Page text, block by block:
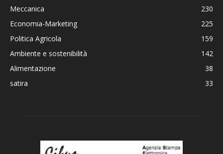
Meccanica
230
Economia-Marketing
225
Politica Agricola
159
Ambiente e sostenibilità
142
Alimentazione
38
satira
33